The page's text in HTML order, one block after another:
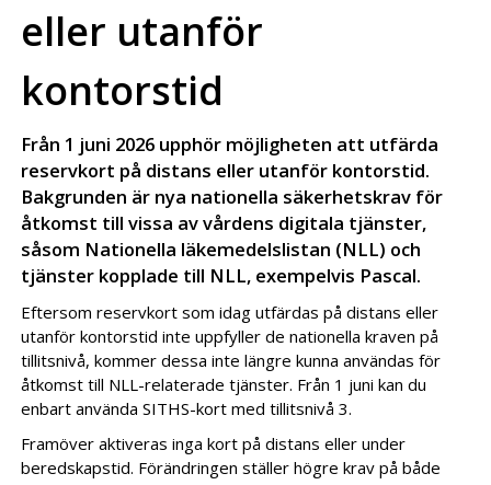
eller utanför
kontorstid
Från 1 juni 2026 upphör möjligheten att utfärda
reservkort på distans eller utanför kontorstid.
Bakgrunden är nya nationella säkerhetskrav för
åtkomst till vissa av vårdens digitala tjänster,
såsom Nationella läkemedelslistan (NLL) och
tjänster kopplade till NLL, exempelvis Pascal.
Eftersom reservkort som idag utfärdas på distans eller
utanför kontorstid inte uppfyller de nationella kraven på
tillitsnivå, kommer dessa inte längre kunna användas för
åtkomst till NLL-relaterade tjänster. Från 1 juni kan du
enbart använda SITHS-kort med tillitsnivå 3.
Framöver aktiveras inga kort på distans eller under
beredskapstid. Förändringen ställer högre krav på både